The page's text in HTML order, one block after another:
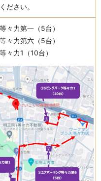
ださい。
力第一（5台）
力第六（5台）
力1（10台）